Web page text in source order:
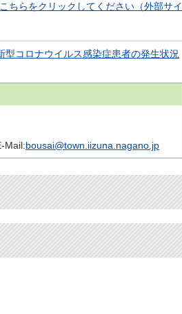
ちらをクリックしてください（外部サイ
型コロナウイルス感染症患者の発生状況
Mail:bousai@town.iizuna.nagano.jp